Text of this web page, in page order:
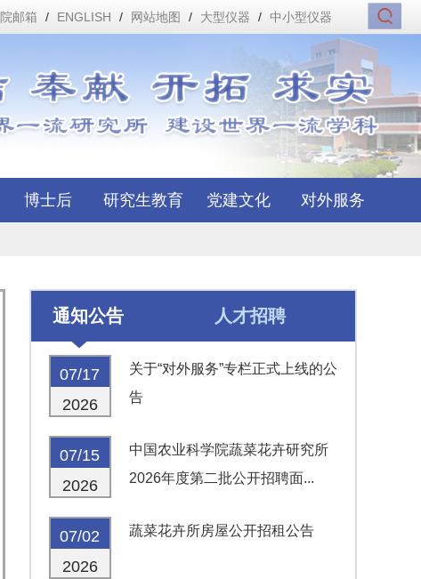
院邮箱 / ENGLISH / 网站地图 / 大型仪器 / 中小型仪器
博士后 研究生教育 党建文化 对外服务
通知公告 人才招聘
07/17
2026
关于“对外服务”专栏正式上线的公
告
07/15
2026
中国农业科学院蔬菜花卉研究所
2026年度第二批公开招聘面...
07/02
2026
蔬菜花卉所房屋公开招租公告